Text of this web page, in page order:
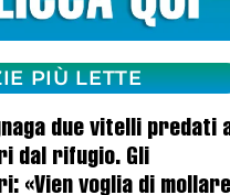
PIÙ LETTE
due vitelli predati
dal rifugio. Gli
«Vien voglia di